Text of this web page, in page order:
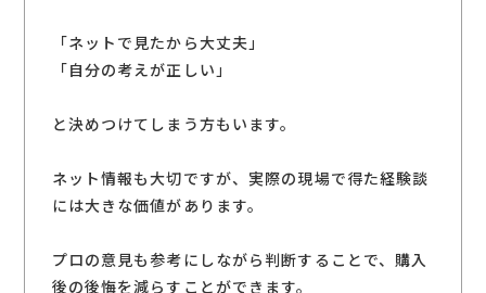
「ネットで見たから大丈夫」
「自分の考えが正しい」
と決めつけてしまう方もいます。
ネット情報も大切ですが、実際の現場で得た経験談
には大きな価値があります。
プロの意見も参考にしながら判断することで、購入
後の後悔を減らすことができます。